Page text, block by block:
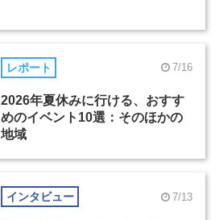
レポート 7/16
2026年夏休みに行ける、おすす
めのイベント10選：そのほかの
地域
インタビュー 7/13